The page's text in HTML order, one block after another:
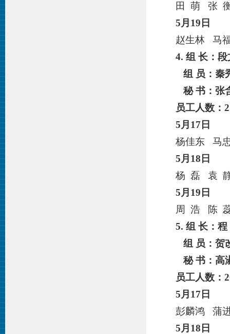
田 萌 张
5月 19 日
赵生林 马
4. 组 长：段
组 员：秦
秘 书：张
员工人数：
5月 17 日
杨佳东 马
5月 18 日
杨 磊 袁
5月 19 日
周 浩 陈
5. 组 长：
组 员：贺
秘 书：高
员工人数：
5月 17 日
彭麟鸿 蒲
5月 18 日